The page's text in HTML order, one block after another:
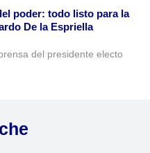
poder: todo listo para la
De la Espriella
del presidente electo